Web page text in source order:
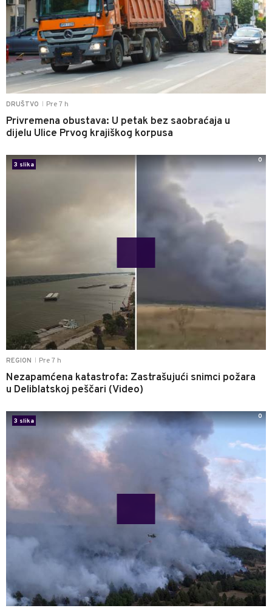
DRUŠTVO Pre 7 h
Privremena obustava: U petak bez saobraćaja u
dijelu Ulice Prvog krajiškog korpusa
REGION Pre 7 h
Nezapamćena katastrofa: Zastrašujući snimci požara
u Deliblatskoj peščari (Video)
3 slika
0
3 slika
0